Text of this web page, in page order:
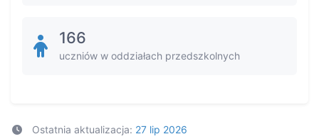
166
uczniów w oddziałach przedszkolnych
Ostatnia aktualizacja: 27 lip 2026